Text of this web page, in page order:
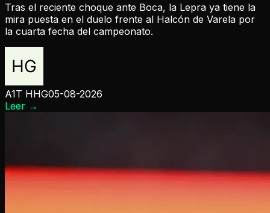
Tras el reciente choque ante Boca, la Lepra ya tiene la
mira puesta en el duelo frente al Halcón de Varela por
la cuarta fecha del campeonato.
A1T HHG05-08-2026
Leer →